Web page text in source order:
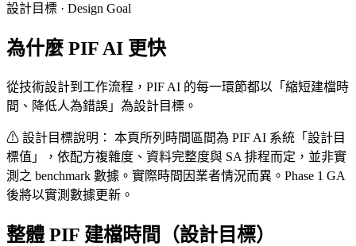
設計目標 · Design Goal
為什麼 PIF AI 更快
從技術設計到工作流程，PIF AI 的每一環節都以「縮短建檔時
間、降低人為錯誤」為設計目標。
⚠ 設計目標說明： 本頁所列時間區間為 PIF AI 系統「設計目
標值」，依配方複雜度、資料完整度與 SA 排程而定，並非實
測之 benchmark 數據。實際時間因業者情況而異。Phase 1 GA
後將以實測數據更新。
整體 PIF 建檔時間（設計目標）